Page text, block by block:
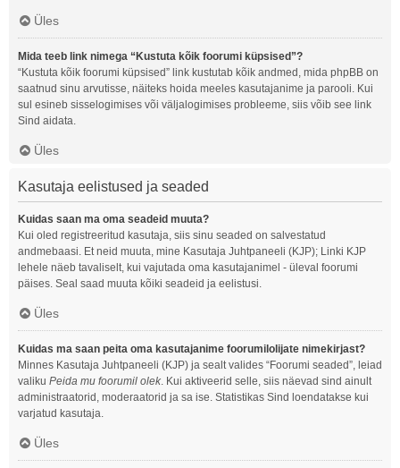
Üles
Mida teeb link nimega “Kustuta kõik foorumi küpsised”?
“Kustuta kõik foorumi küpsised” link kustutab kõik andmed, mida phpBB on
saatnud sinu arvutisse, näiteks hoida meeles kasutajanime ja parooli. Kui
sul esineb sisselogimises või väljalogimises probleeme, siis võib see link
Sind aidata.
Üles
Kasutaja eelistused ja seaded
Kuidas saan ma oma seadeid muuta?
Kui oled registreeritud kasutaja, siis sinu seaded on salvestatud
andmebaasi. Et neid muuta, mine Kasutaja Juhtpaneeli (KJP); Linki KJP
lehele näeb tavaliselt, kui vajutada oma kasutajanimel - üleval foorumi
päises. Seal saad muuta kõiki seadeid ja eelistusi.
Üles
Kuidas ma saan peita oma kasutajanime foorumilolijate nimekirjast?
Minnes Kasutaja Juhtpaneeli (KJP) ja sealt valides “Foorumi seaded”, leiad
valiku Peida mu foorumil olek. Kui aktiveerid selle, siis näevad sind ainult
administraatorid, moderaatorid ja sa ise. Statistikas Sind loendatakse kui
varjatud kasutaja.
Üles